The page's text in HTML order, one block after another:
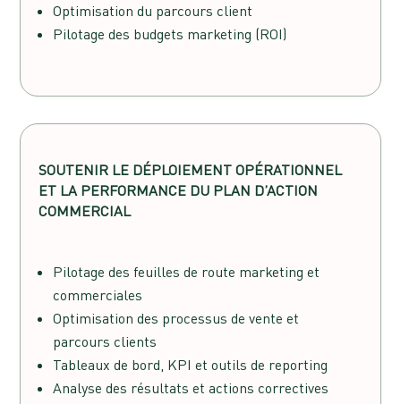
Optimisation du parcours client
Pilotage des budgets marketing (ROI)
SOUTENIR LE DÉPLOIEMENT OPÉRATIONNEL
ET LA PERFORMANCE DU PLAN D’ACTION
COMMERCIAL
Pilotage des feuilles de route marketing et
commerciales
Optimisation des processus de vente et
parcours clients
Tableaux de bord, KPI et outils de reporting
Analyse des résultats et actions correctives